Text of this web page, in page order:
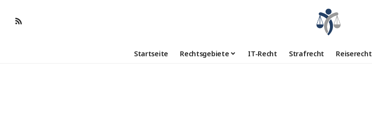
Startseite Rechtsgebiete IT-Recht Strafrecht Reiserecht